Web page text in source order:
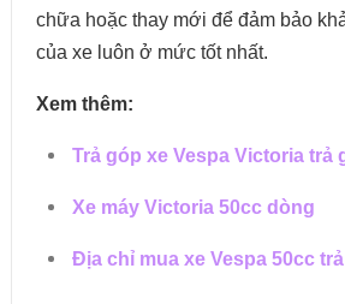
chữa hoặc thay mới để đảm bảo
của xe luôn ở mức tốt nhất.
Xem thêm:
Trả góp xe Vespa Victoria trả
Xe máy Victoria 50cc dòng
Địa chỉ mua xe Vespa 50cc